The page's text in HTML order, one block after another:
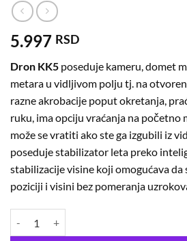
5.997 RSD
Dron KK5 poseduje kameru, domet
metara u vidljivom polju tj. na
razne akrobacije poput okretanja,
ruku, ima opciju vraćanja na početno
može se vratiti ako ste ga izgubili iz
poseduje stabilizator leta preko
stabilizacije visine koji omogućava da
poziciji i visini bez pomeranja